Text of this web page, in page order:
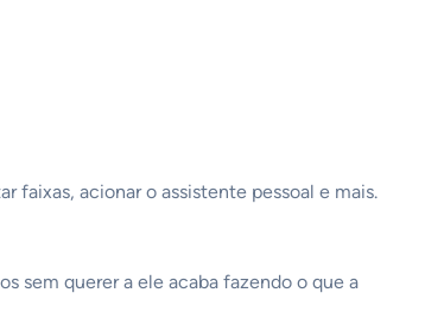
faixas, acionar o assistente pessoal e mais.
sem querer a ele acaba fazendo o que a